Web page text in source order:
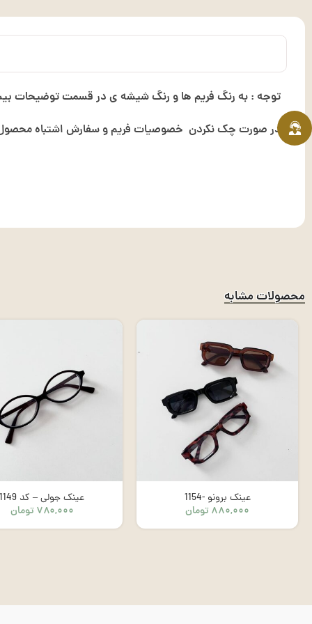
توجه : به رنگ فریم ها و رنگ شیشه ی در قسمت توضیحات
در صورت چک نکردن خصوصیات فریم و سفارش اشتباه
محصولات مشابه
عینک برونو -1154
۸۸۰,۰۰۰ تومان
عینک جولی – کد 1149
۷۸۰,۰۰۰ تومان